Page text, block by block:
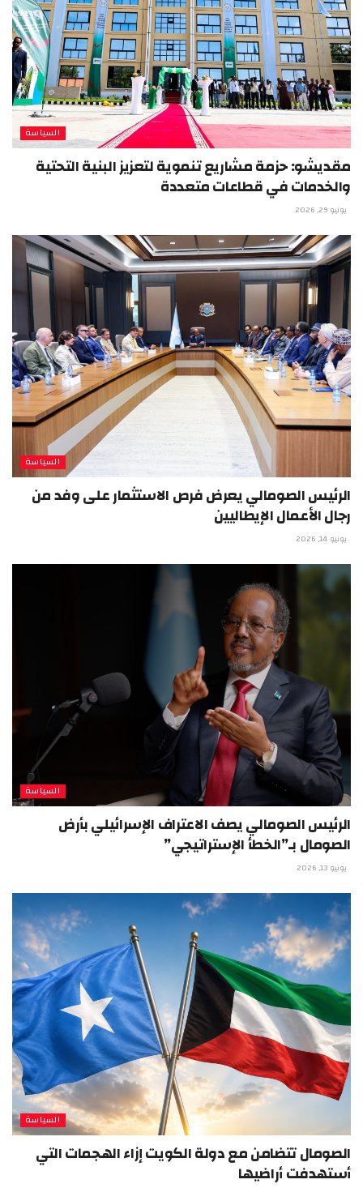
السياسة
مقديشو: حزمة مشاريع تنموية لتعزيز البنية التحتية
والخدمات في قطاعات متعددة
يونيو 29, 2026
السياسة
الرئيس الصومالي يعرض فرص الاستثمار على وفد من
رجال الأعمال الإيطاليين
يونيو 14, 2026
السياسة
الرئيس الصومالي يصف الاعتراف الإسرائيلي بأرض
الصومال بـ”الخطأ الإستراتيجي”
يونيو 13, 2026
السياسة
الصومال تتضامن مع دولة الكويت إزاء الهجمات التي
أستهدفت أراضيها